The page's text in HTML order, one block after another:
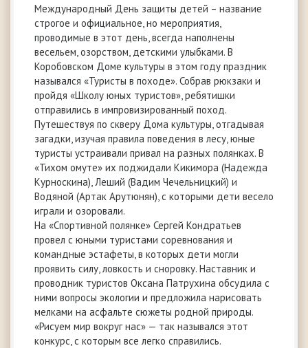
Международный День защиты детей – название
строгое и официальное, но мероприятия,
проводимые в этот день, всегда наполнены
весельем, озорством, детскими улыбками. В
Коробовском Доме культуры в этом году праздник
назывался «Туристы в походе». Собрав рюкзаки и
пройдя «Школу юных туристов», ребятишки
отправились в импровизированный поход.
Путешествуя по скверу Дома культуры, отгадывая
загадки, изучая правила поведения в лесу, юные
туристы устраивали привал на разных полянках. В
«Тихом омуте» их поджидали Кикимора (Надежда
Курноскина), Леший (Вадим Чечельницкий) и
Водяной (Артак Арутюнян), с которыми дети весело
играли и озоровали.
На «Спортивной полянке» Сергей Кондратьев
провел с юными туристами соревнования и
командные эстафеты, в которых дети могли
проявить силу, ловкость и сноровку. Наставник и
проводник туристов Оксана Патрухина обсудила с
ними вопросы экологии и предложила нарисовать
мелками на асфальте сюжеты родной природы.
«Рисуем мир вокруг нас» — так назывался этот
конкурс, с которым все легко справились.